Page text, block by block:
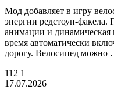
Мод добавляет в игру
энергии редстоун-факела.
анимации и динамическая
время автоматически
дорогу. Велосипед можно
112 1
17.07.2026